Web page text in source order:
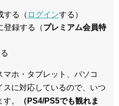
する（ ログインする）
登録する（プレミアム会員特
マホ・タブレット、パソコ
スに対応しているので、いつ
。
（PS4/PS5でも観れま